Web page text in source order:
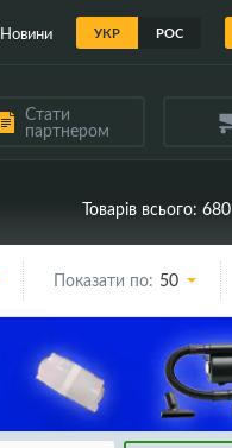
УКР РОС
Новини
Стати
партнером
Товарів всього: 680
Показати по: 50